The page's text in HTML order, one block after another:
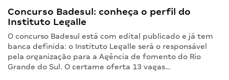
Concurso Badesul: conheça o perfil do
Instituto Legalle
O concurso Badesul está com edital publicado e já tem
banca definida: o Instituto Legalle será o responsável
pela organização para a Agência de fomento do Rio
Grande do Sul. O certame oferta 13 vagas…